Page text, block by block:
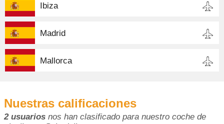
Ibiza
Madrid
Mallorca
Nuestras calificaciones
2 usuarios nos han clasificado para nuestro coche de